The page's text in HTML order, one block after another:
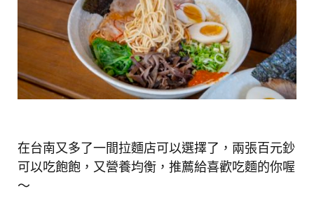
在台南又多了一間拉麵店可以選擇了，兩張百元鈔
可以吃飽飽，又營養均衡，推薦給喜歡吃麵的你喔
～